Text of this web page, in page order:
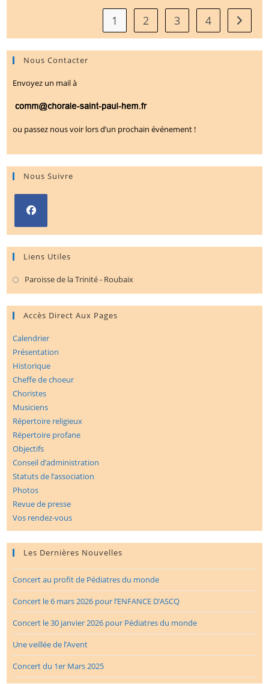
1 2 3 4 Aller à
Nous Contacter
Envoyez un mail à
ou passez nous voir lors d’un prochain événement !
Nous Suivre
S’ouvre
dans
un
nouvel
onglet
Liens Utiles
Paroisse de la Trinité - RoubaixS’ouvre
dans
un
Accès Direct Aux Pages
Calendrier
Présentation
Historique
Cheffe de choeur
Choristes
Musiciens
Répertoire religieux
Répertoire profane
Objectifs
Conseil d’administration
Statuts de l’association
Photos
Revue de presse
Vos rendez-vous
Les Dernières Nouvelles
Concert au profit de Pédiatres du monde
Concert le 6 mars 2026 pour l’ENFANCE D’ASCQ
Concert le 30 janvier 2026 pour Pédiatres du monde
Une veillée de l’Avent
Concert du 1er Mars 2025